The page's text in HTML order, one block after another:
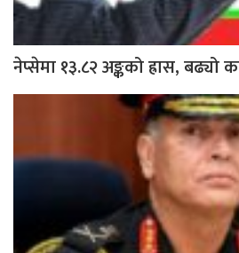
नेप्सेमा १३.८२ अङ्कको ह्रास, बढ्यो